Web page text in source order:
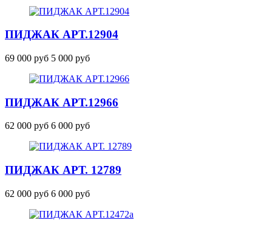
ПИДЖАК АРТ.12904
69 000 руб 5 000 руб
ПИДЖАК АРТ.12966
62 000 руб 6 000 руб
ПИДЖАК АРТ. 12789
62 000 руб 6 000 руб